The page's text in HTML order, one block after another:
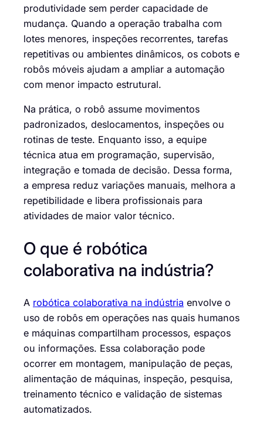
produtividade sem perder capacidade de
mudança. Quando a operação trabalha com
lotes menores, inspeções recorrentes, tarefas
repetitivas ou ambientes dinâmicos, os cobots e
robôs móveis ajudam a ampliar a automação
com menor impacto estrutural.
Na prática, o robô assume movimentos
padronizados, deslocamentos, inspeções ou
rotinas de teste. Enquanto isso, a equipe
técnica atua em programação, supervisão,
integração e tomada de decisão. Dessa forma,
a empresa reduz variações manuais, melhora a
repetibilidade e libera profissionais para
atividades de maior valor técnico.
O que é robótica
colaborativa na indústria?
A robótica colaborativa na indústria envolve o
uso de robôs em operações nas quais humanos
e máquinas compartilham processos, espaços
ou informações. Essa colaboração pode
ocorrer em montagem, manipulação de peças,
alimentação de máquinas, inspeção, pesquisa,
treinamento técnico e validação de sistemas
automatizados.